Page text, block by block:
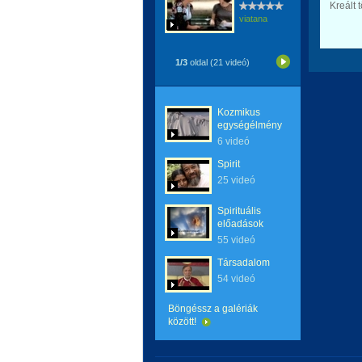
viatana
1/3 oldal (21 videó)
Kozmikus
egységélmény
6 videó
Spirit
25 videó
Spirituális
előadások
55 videó
Társadalom
54 videó
Böngéssz a galériák
között!
Kreált